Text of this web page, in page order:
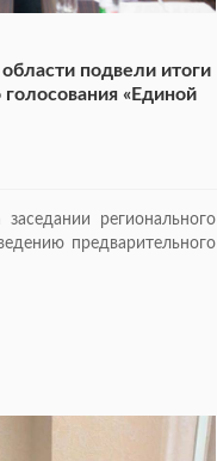
подвели итоги
«Единой
регионального
предварительного